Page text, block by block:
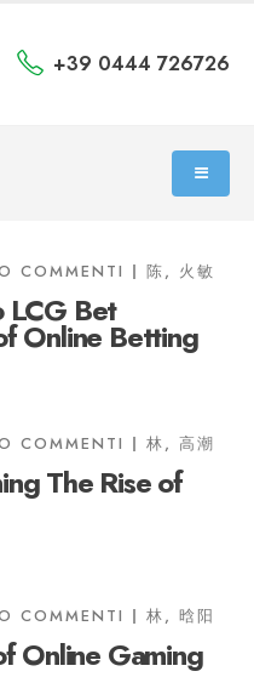
+39 0444 726726
COMMENTI 陈, 火敏
LCG Bet
Online Betting
COMMENTI 林, 高潮
The Rise of
COMMENTI 林, 晗阳
Online Gaming